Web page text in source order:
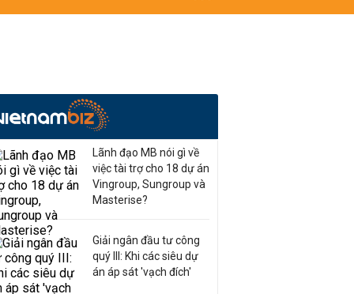
Lãnh đạo MB nói gì về
việc tài trợ cho 18 dự án
Vingroup, Sungroup và
Masterise?
Giải ngân đầu tư công
quý III: Khi các siêu dự
án áp sát 'vạch đích'